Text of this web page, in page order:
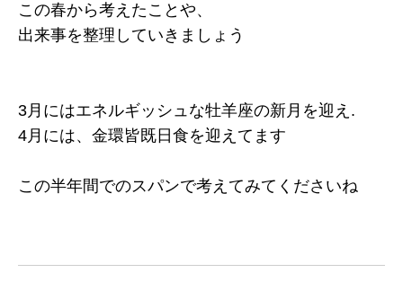
この春から考えたことや、
出来事を整理していきましょう
3月にはエネルギッシュな牡羊座の新月を迎え.
4月には、金環皆既日食を迎えてます
この半年間でのスパンで考えてみてくださいね